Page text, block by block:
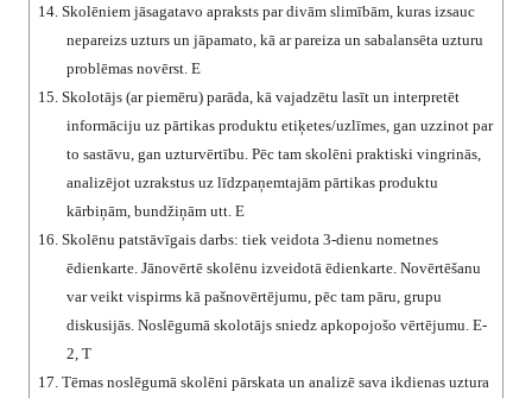
14. Skolēniem jāsagatavo apraksts par divām slimībām, kuras izsauc
nepareizs uzturs un jāpamato, kā ar pareiza un sabalansēta uzturu
problēmas novērst. E
15. Skolotājs (ar piemēru) parāda, kā vajadzētu lasīt un interpretēt
informāciju uz pārtikas produktu etiķetes/uzlīmes, gan uzzinot par
to sastāvu, gan uzturvērtību. Pēc tam skolēni praktiski vingrinās,
analizējot uzrakstus uz līdzpaņemtajām pārtikas produktu
kārbiņām, bundžiņām utt. E
16. Skolēnu patstāvīgais darbs: tiek veidota 3-dienu nometnes
ēdienkarte. Jānovērtē skolēnu izveidotā ēdienkarte. Novērtēšanu
var veikt vispirms kā pašnovērtējumu, pēc tam pāru, grupu
diskusijās. Noslēgumā skolotājs sniedz apkopojošo vērtējumu. E-
2, T
17. Tēmas noslēgumā skolēni pārskata un analizē sava ikdienas uztura